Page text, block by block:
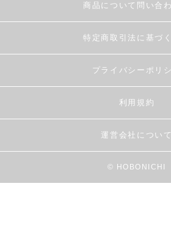
商品について問い合
特定商取引法に基づ
プライバシーポリ
利用規約
運営会社について
© HOBONICHI